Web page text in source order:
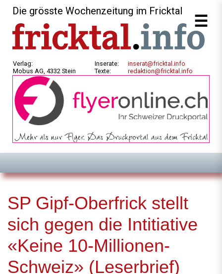
Die grösste Wochenzeitung im Fricktal
Verlag:
Mobus AG, 4332 Stein
Inserate:
Texte:
inserat@fricktal.info
redaktion@fricktal.info
SP Gipf-Oberfrick stellt
sich gegen die Intitiative
«Keine 10-Millionen-
Schweiz» (Leserbrief)